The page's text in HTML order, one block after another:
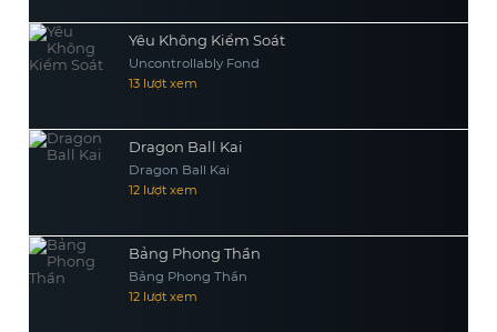
Yêu Không Kiểm Soát
Uncontrollably Fond
13 lượt xem
Dragon Ball Kai
Dragon Ball Kai
12 lượt xem
Bảng Phong Thần
Bảng Phong Thần
12 lượt xem